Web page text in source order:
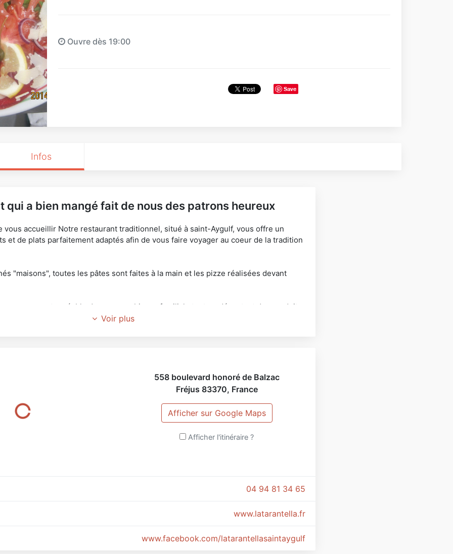
Ouvre dès 19:00
Save
Infos
qui a bien mangé fait de nous des patrons heureux
vous accueillir Notre restaurant traditionnel, situé à saint-Aygulf, vous offre un
et de plats parfaitement adaptés afin de vous faire voyager au coeur de la tradition
"maisons", toutes les pâtes sont faites à la main et les pizze réalisées devant
un moment agréable dans une ambiance familiale tout en dégustant des produits
Voir plus
558 boulevard honoré de Balzac
Fréjus 83370, France
Afficher sur Google Maps
Afficher l'itinéraire ?
04 94 81 34 65
www.latarantella.fr
www.facebook.com/latarantellasaintaygulf